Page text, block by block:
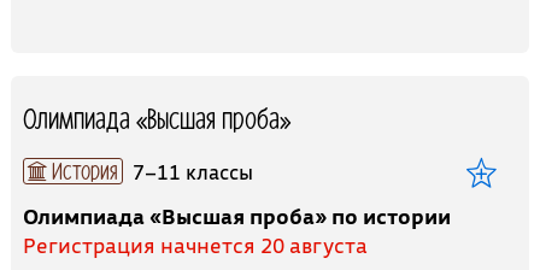
Олимпиада «Высшая проба»
История
7–11 классы
Олимпиада «Высшая проба» по истории
Регистрация начнется 20 августа